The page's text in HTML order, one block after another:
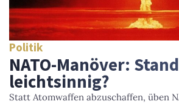
Politik
NATO-Manöver:
leichtsinnig?
Statt Atomwaffen abzuschaffen, üben